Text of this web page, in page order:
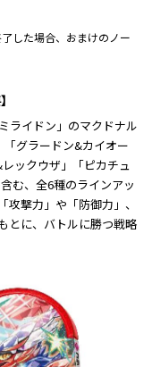
した場合、おまけのノー
ライドン」のマクドナル
グラードン&カイオー
ックウザ」「ピカチュ
む、全6種のラインアッ
撃力」や「防御力」、
とに、バトルに勝つ戦略